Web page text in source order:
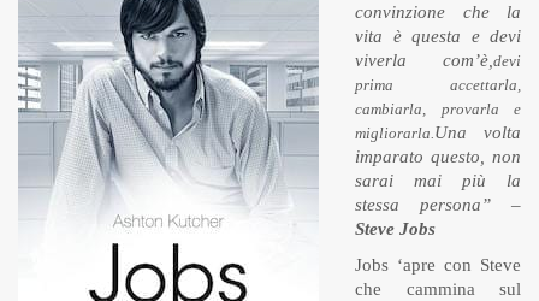
convinzione che la
vita è questa e devi
viverla com’è, devi
prima accettarla,
cambiarla, provarla e
migliorarla.Una volta
imparato questo, non
sarai mai più la
stessa persona” –
Steve Jobs
Jobs ‘apre con Steve
che cammina sul